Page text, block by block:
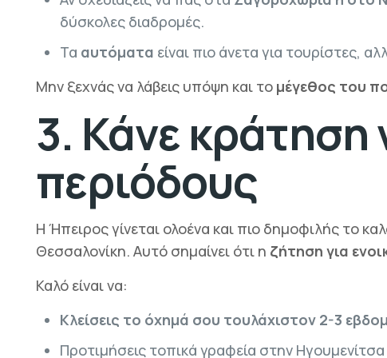
δύσκολες διαδρομές.
Τα αυτόματα είναι πιο άνετα για τουρίστες,
Μην ξεχνάς να λάβεις υπόψη και το μέγεθος του
3. Κάνε κράτηση
περιόδους
Η Ήπειρος γίνεται ολοένα και πιο δημοφιλής το
Θεσσαλονίκη. Αυτό σημαίνει ότι η ζήτηση για
Καλό είναι να:
Κλείσεις το όχημά σου τουλάχιστον 2-3
Προτιμήσεις τοπικά γραφεία στην Ηγουμενίτσα